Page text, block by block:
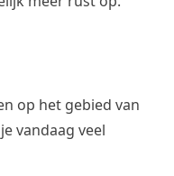
op het gebied van
vandaag veel